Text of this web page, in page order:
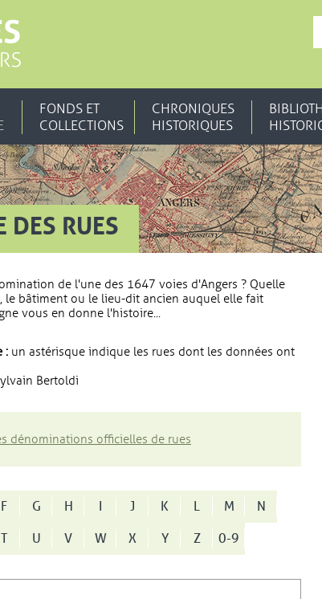
FONDS ET
COLLECTIONS
CHRONIQUES
HISTORIQUES
DES RUES
de l'une des 1647 voies d'Angers ? Quelle
le bâtiment ou le lieu-dit ancien auquel elle fait
vous en donne l'histoire...
: un astérisque indique les rues dont les données ont
Bertoldi
dénominations officielles de rues
F G H I J K L M
N
T U V W X Y Z 0-9